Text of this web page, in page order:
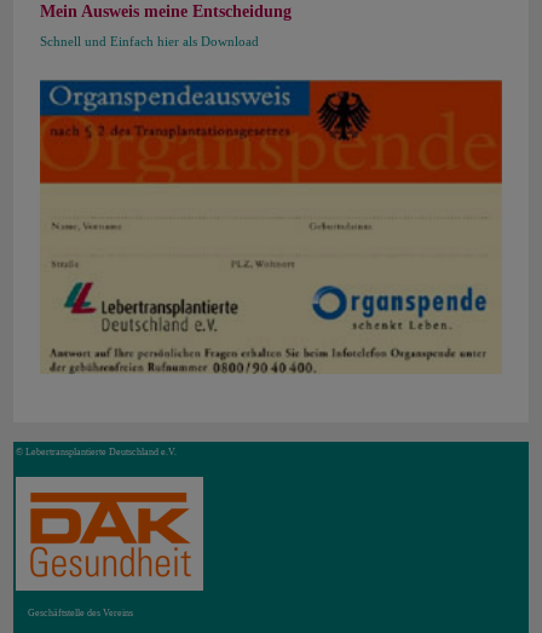
Mein Ausweis meine Entscheidung
Schnell und Einfach hier als Download
© Lebertransplantierte Deutschland e.V.
Geschäftstelle des Vereins